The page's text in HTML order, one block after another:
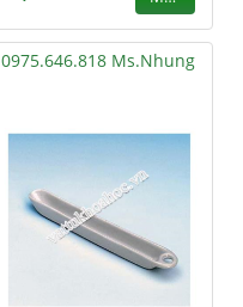
0975.646.818 Ms.Nhung